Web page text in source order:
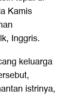
Kamis
Inggris.
keluarga
istrinya,